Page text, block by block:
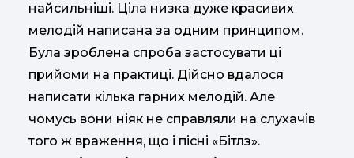
найсильніші. Ціла низка дуже красивих
мелодій написана за одним принципом.
Була зроблена спроба застосувати ці
прийоми на практиці. Дійсно вдалося
написати кілька гарних мелодій. Але
чомусь вони ніяк не справляли на слухачів
того ж враження, що і пісні «Бітлз».